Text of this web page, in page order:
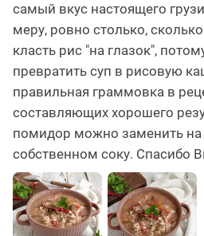
самый вкус настоящего
меру, ровно столько,
класть рис "на глазок",
превратить суп в рисовую
правильная граммовка в
составляющих хорошего
помидор можно заменить
собственном соку. Спасибо